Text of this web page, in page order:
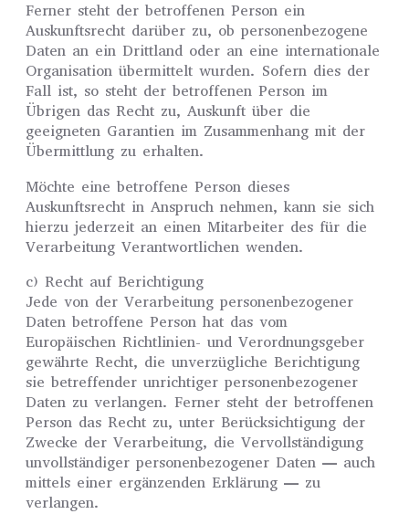
Ferner steht der betroffenen Person ein
Auskunftsrecht darüber zu, ob personenbezogene
Daten an ein Drittland oder an eine internationale
Organisation übermittelt wurden. Sofern dies der
Fall ist, so steht der betroffenen Person im
Übrigen das Recht zu, Auskunft über die
geeigneten Garantien im Zusammenhang mit der
Übermittlung zu erhalten.
Möchte eine betroffene Person dieses
Auskunftsrecht in Anspruch nehmen, kann sie sich
hierzu jederzeit an einen Mitarbeiter des für die
Verarbeitung Verantwortlichen wenden.
c) Recht auf Berichtigung
Jede von der Verarbeitung personenbezogener
Daten betroffene Person hat das vom
Europäischen Richtlinien- und Verordnungsgeber
gewährte Recht, die unverzügliche Berichtigung
sie betreffender unrichtiger personenbezogener
Daten zu verlangen. Ferner steht der betroffenen
Person das Recht zu, unter Berücksichtigung der
Zwecke der Verarbeitung, die Vervollständigung
unvollständiger personenbezogener Daten — auch
mittels einer ergänzenden Erklärung — zu
verlangen.